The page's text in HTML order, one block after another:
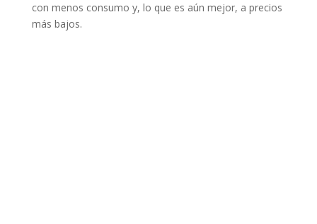
con menos consumo y, lo que es aún mejor, a precios
más bajos.